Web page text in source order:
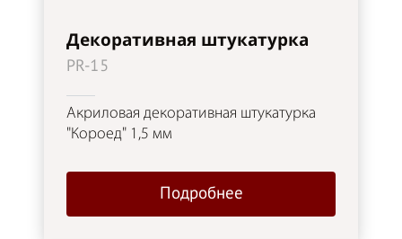
Декоративная штукатурка
PR-15
Акриловая декоративная штукатурка
"Короед" 1,5 мм
Подробнее